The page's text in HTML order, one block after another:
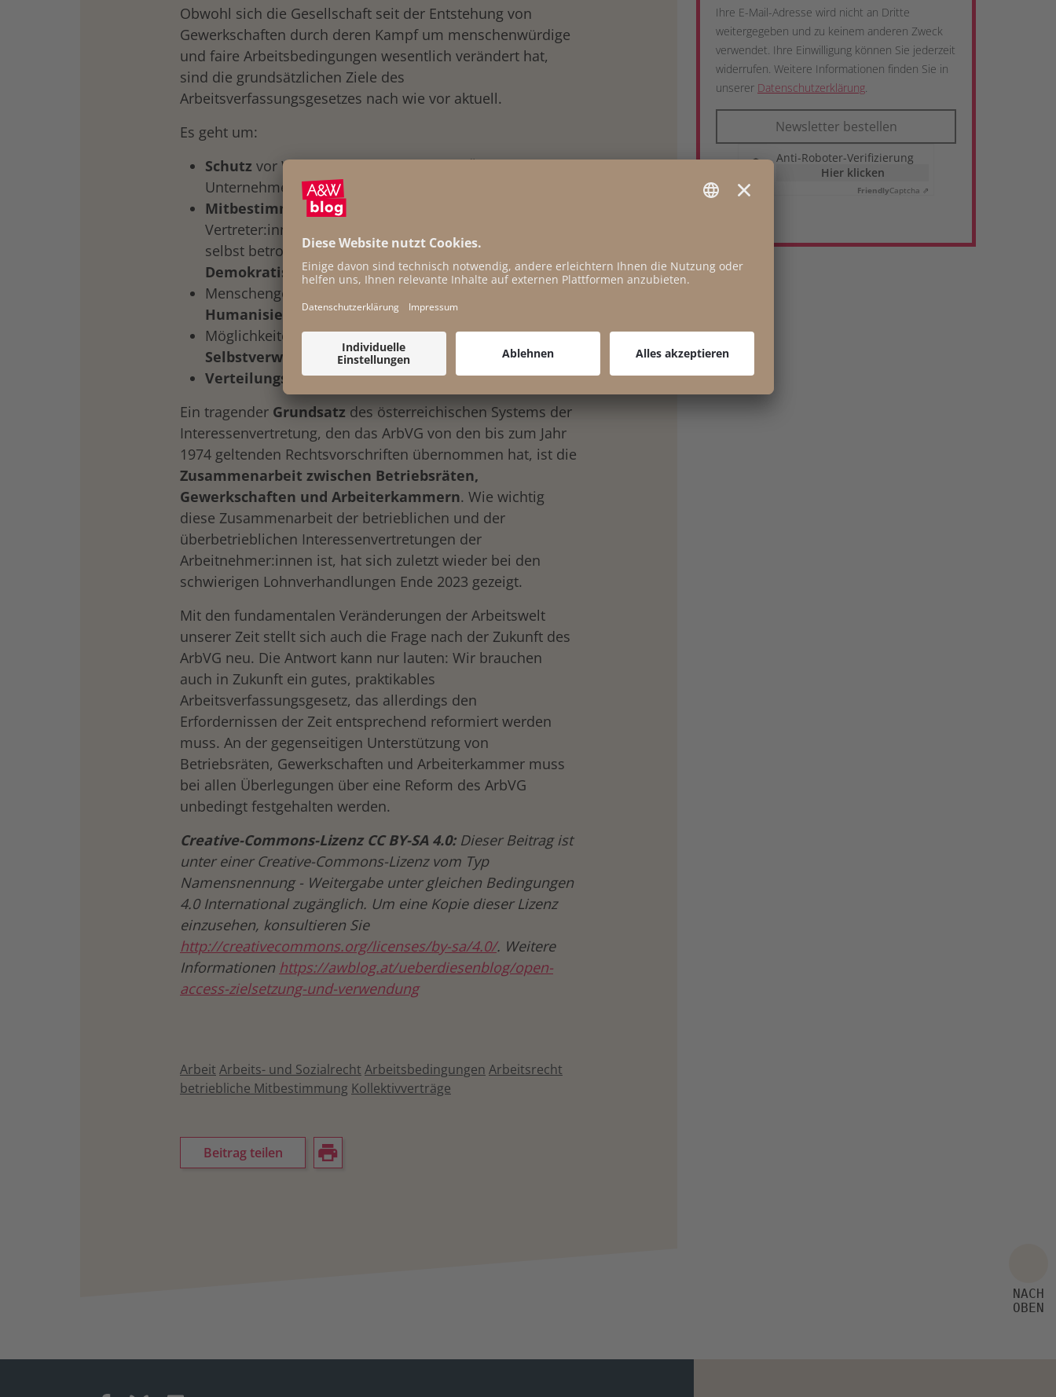
Obwohl sich die Gesellschaft seit der Entstehung von
Gewerkschaften durch deren Kampf um menschenwürdige
und faire Arbeitsbedingungen wesentlich verändert hat,
sind die grundsätzlichen Ziele des
Arbeitsverfassungsgesetzes nach wie vor aktuell.
Es geht um:
Schutz vor Willkür und wirtschaftlicher Übermacht der
Unternehmer;
Mitbestimmungder Arbeitnehmer:innen und ihrer
Vertreter:innen bei Entscheidungen, von denen sie
selbst betroffen sind, in diesem Sinn also um
Demokratisierung;
Menschengerechte Arbeitsgestaltung, also
Humanisierung der Arbeit;
Möglichkeiten der Selbstgestaltung und
Selbstverwirklichungin der Arbeit und
Verteilungsgerechtigkeit.
Ein tragender Grundsatz des österreichischen Systems der
Interessenvertretung, den das ArbVG von den bis zum Jahr
1974 geltenden Rechtsvorschriften übernommen hat, ist die
Zusammenarbeit zwischen Betriebsräten,
Gewerkschaften und Arbeiterkammern. Wie wichtig
diese Zusammenarbeit der betrieblichen und der
überbetrieblichen Interessenvertretungen der
Arbeitnehmer:innen ist, hat sich zuletzt wieder bei den
schwierigen Lohnverhandlungen Ende 2023 gezeigt.
Mit den fundamentalen Veränderungen der Arbeitswelt
unserer Zeit stellt sich auch die Frage nach der Zukunft des
ArbVG neu. Die Antwort kann nur lauten: Wir brauchen
auch in Zukunft ein gutes, praktikables
Arbeitsverfassungsgesetz, das allerdings den
Erfordernissen der Zeit entsprechend reformiert werden
muss. An der gegenseitigen Unterstützung von
Betriebsräten, Gewerkschaften und Arbeiterkammer muss
bei allen Überlegungen über eine Reform des ArbVG
unbedingt festgehalten werden.
Creative-Commons-Lizenz CC BY-SA 4.0:Dieser Beitrag ist
unter einer Creative-Commons-Lizenz vom Typ
Namensnennung - Weitergabe unter gleichen Bedingungen
4.0 International zugänglich. Um eine Kopie dieser Lizenz
einzusehen, konsultieren Sie
http://creativecommons.org/licenses/by-sa/4.0/. Weitere
Informationen https://awblog.at/ueberdiesenblog/open-
access-zielsetzung-und-verwendung
Arbeit Arbeits- und Sozialrecht Arbeitsbedingungen Arbeitsrecht
betriebliche Mitbestimmung Kollektivverträge
Beitrag teilen
Ihre E-Mail-Adresse wird nicht an Dritte
weitergegeben und zu keinem anderen Zweck
verwendet. Ihre Einwilligung können Sie jederzeit
widerrufen. Weitere Informationen finden Sie in
unserer Datenschutzerklärung.
Newsletter bestellen
Anti-Roboter-Verifizierung
Hier klicken
FriendlyCaptcha ⇗